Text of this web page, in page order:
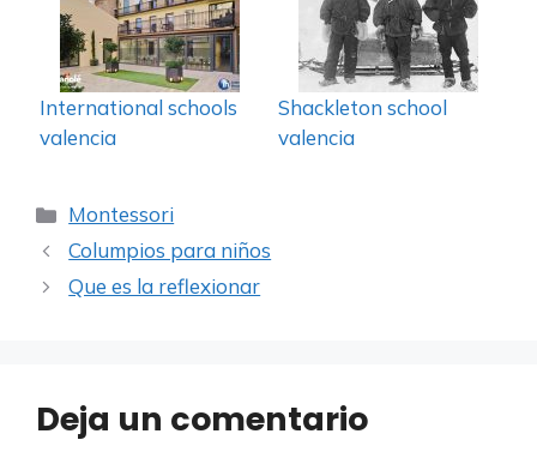
International schools
valencia
Shackleton school
valencia
Categorías
Montessori
Columpios para niños
Que es la reflexionar
Deja un comentario